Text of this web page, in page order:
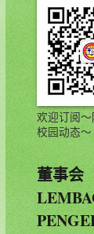
欢迎订阅
校园动态～
董事会